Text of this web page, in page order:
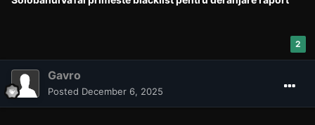
2
Gavro
Posted December 6, 2025